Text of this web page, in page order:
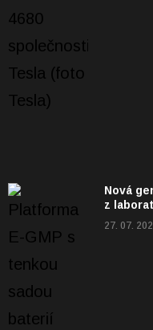
Nová
z
27. 07.